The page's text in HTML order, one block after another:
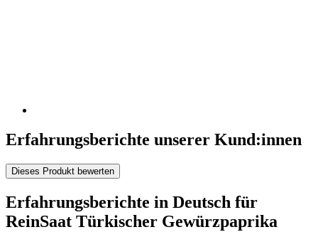
Erfahrungsberichte unserer Kund:innen
Dieses Produkt bewerten
Erfahrungsberichte in Deutsch für
ReinSaat Türkischer Gewürzpaprika